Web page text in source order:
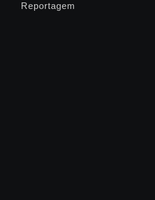
Reportagem